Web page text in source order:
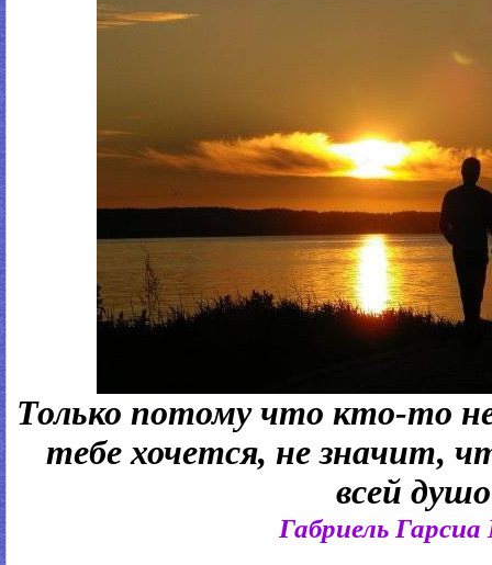
Только потому что кто-то
тебе хочется, не значит,
всей
Габриель